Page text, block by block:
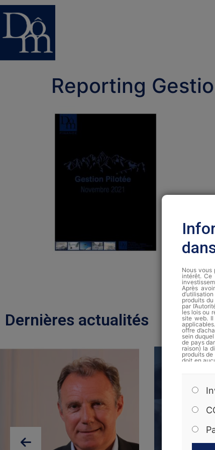
Reporting
Dernières actualités
Nous vous
intérêt. Ce
Après
produits
par
les lois ou
site web.
offre
sein
de pays
raison) la
produits
doit en
La note
auprès de
Les
peuvent
en